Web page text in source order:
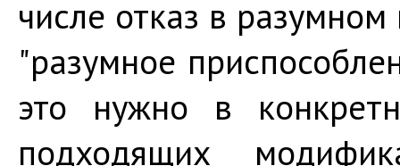
числе отказ в
"разумное
это нужно в
подходящих